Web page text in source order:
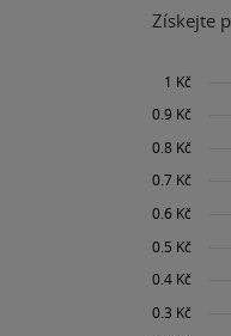
Získejte